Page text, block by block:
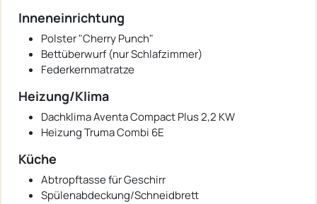
Inneneinrichtung
Polster "Cherry Punch"
Bettüberwurf (nur Schlafzimmer)
Federkernmatratze
Heizung/Klima
Dachklima Aventa Compact Plus 2,2 KW
Heizung Truma Combi 6E
Küche
Abtropftasse für Geschirr
Spülenabdeckung/Schneidbrett